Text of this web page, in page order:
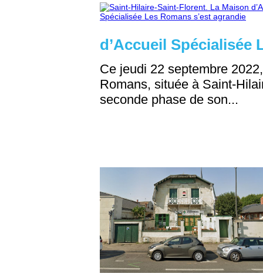
d’Accueil Spécialisée
Ce jeudi 22 septembre
Romans, située à Saint-
seconde phase de son...